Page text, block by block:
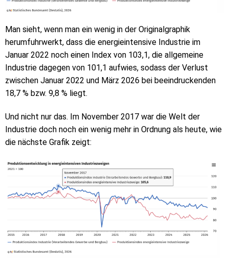
Man sieht, wenn man ein wenig in der Originalgraphik
herumfuhrwerkt, dass die energieintensive Industrie im
Januar 2022 noch einen Index von 103,1, die allgemeine
Industrie dagegen von 101,1 aufwies, sodass der Verlust
zwischen Januar 2022 und März 2026 bei beeindruckenden
18,7 % bzw. 9,8 % liegt.
Und nicht nur das. Im November 2017 war die Welt der
Industrie doch noch ein wenig mehr in Ordnung als heute, wie
die nächste Grafik zeigt: